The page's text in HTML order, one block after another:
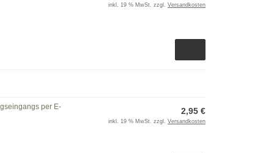
inkl. 19 % MwSt. zzgl. Versandkosten
per E-
2,95 €
inkl. 19 % MwSt. zzgl. Versandkosten